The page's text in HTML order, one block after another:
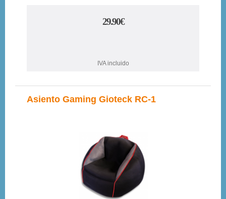
29.90€
IVA incluido
Asiento Gaming Gioteck RC-1